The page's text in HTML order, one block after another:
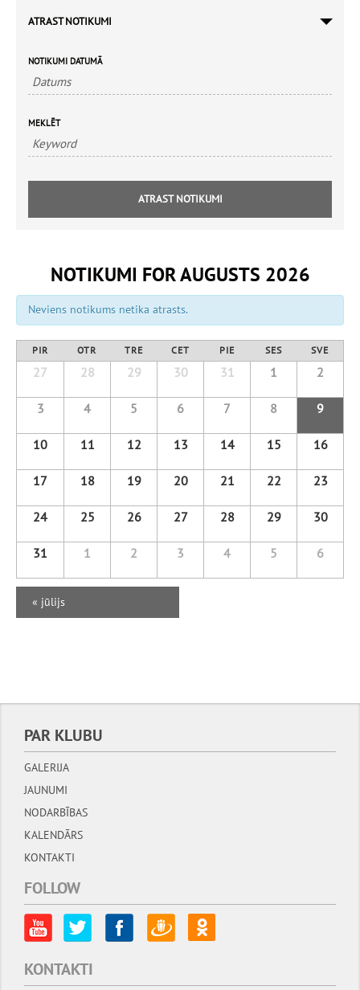
ATRAST NOTIKUMI
NOTIKUMI DATUMĀ
MEKLĒT
NOTIKUMI FOR AUGUSTS 2026
Neviens notikums netika atrasts.
PIR OTR TRE CET PIE SES SVE
27 28 29 30 31 1 2
3 4 5 6 7 8 9
10 11 12 13 14 15 16
17 18 19 20 21 22 23
24 25 26 27 28 29 30
31 1 2 3 4 5 6
Kalendāra
« jūlijs
PAR KLUBU
GALERIJA
JAUNUMI
NODARBĪBAS
KALENDĀRS
KONTAKTI
FOLLOW
KONTAKTI